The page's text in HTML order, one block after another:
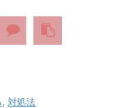
, 対処法